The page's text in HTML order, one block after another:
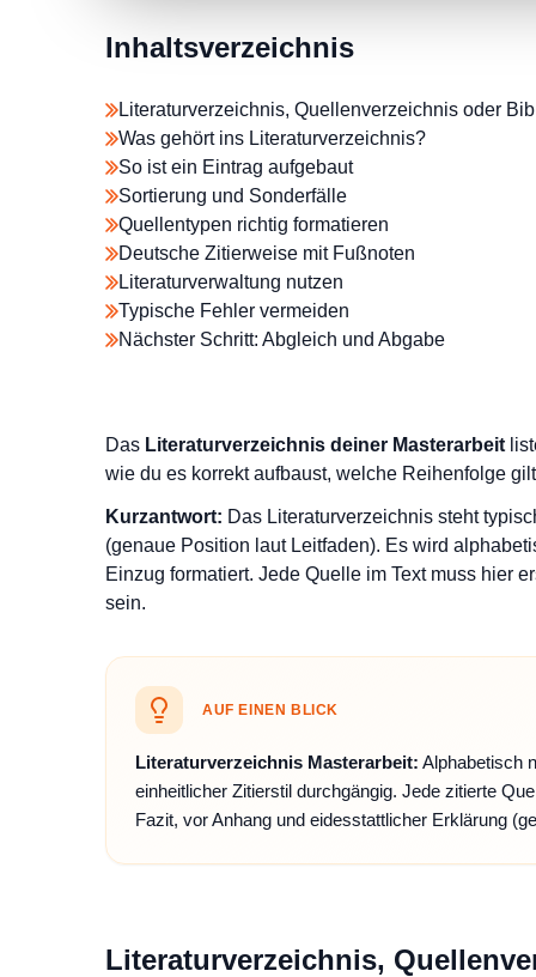
Inhaltsverzeichnis
Literaturverzeichnis, Quellenverzeichnis oder
Was gehört ins Literaturverzeichnis?
So ist ein Eintrag aufgebaut
Sortierung und Sonderfälle
Quellentypen richtig formatieren
Deutsche Zitierweise mit Fußnoten
Literaturverwaltung nutzen
Typische Fehler vermeiden
Nächster Schritt: Abgleich und Abgabe
Das Literaturverzeichnis deiner Masterarbeit
wie du es korrekt aufbaust, welche Reihenfolge
Kurzantwort: Das Literaturverzeichnis steht
(genaue Position laut Leitfaden). Es wird
Einzug formatiert. Jede Quelle im Text muss hier
sein.
AUF EINEN BLICK
Literaturverzeichnis Masterarbeit: Alphabetisch
einheitlicher Zitierstil durchgängig. Jede zitierte
Fazit, vor Anhang und eidesstattlicher Erklärung
Literaturverzeichnis,